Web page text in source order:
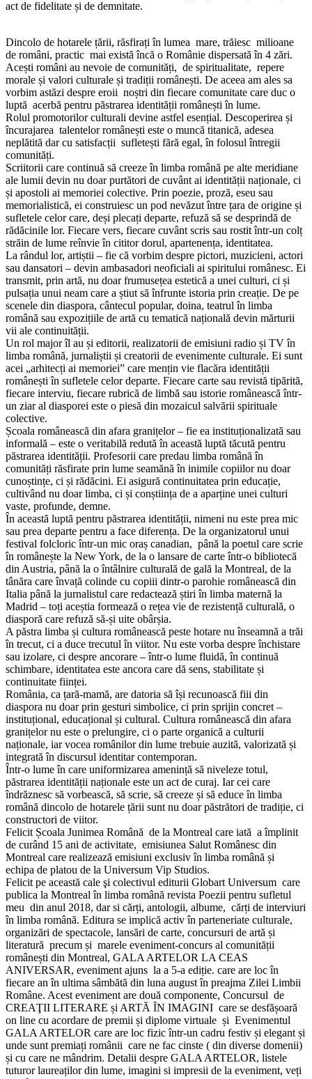
act de fidelitate și de demnitate.
Dincolo de hotarele țării, răsfirați în lumea mare, trăiesc milioane
de români, practic mai există încă o Românie dispersată în 4 zări.
Acești români au nevoie de comunități, de spiritualitate, repere
morale și valori culturale și tradiții românești. De aceea am ales sa
vorbim astăzi despre eroii noștri din fiecare comunitate care duc o
luptă acerbă pentru păstrarea identității românești în lume.
Rolul promotorilor culturali devine astfel esențial. Descoperirea și
încurajarea talentelor românești este o muncă titanică, adesea
neplătită dar cu satisfacții sufletești fără egal, în folosul întregii
comunități.
Scriitorii care continuă să creeze în limba română pe alte meridiane
ale lumii devin nu doar purtători de cuvânt ai identității naționale, ci
și apostoli ai memoriei colective. Prin poezie, proză, eseu sau
memorialistică, ei construiesc un pod nevăzut între țara de origine și
sufletele celor care, deși plecați departe, refuză să se desprindă de
rădăcinile lor. Fiecare vers, fiecare cuvânt scris sau rostit într-un colț
străin de lume reînvie în cititor dorul, apartenența, identitatea.
La rândul lor, artiștii – fie că vorbim despre pictori, muzicieni, actori
sau dansatori – devin ambasadori neoficiali ai spiritului românesc. Ei
transmit, prin artă, nu doar frumusețea estetică a unei culturi, ci și
pulsația unui neam care a știut să înfrunte istoria prin creație. De pe
scenele din diaspora, cântecul popular, doina, teatrul în limba
română sau expozițiile de artă cu tematică națională devin mărturii
vii ale continuității.
Un rol major îl au și editorii, realizatorii de emisiuni radio și TV în
limba română, jurnaliștii și creatorii de evenimente culturale. Ei sunt
acei „arhitecți ai memoriei” care mențin vie flacăra identității
românești în sufletele celor departe. Fiecare carte sau revistă tipărită,
fiecare interviu, fiecare rubrică de limbă sau istorie românească într-
un ziar al diasporei este o piesă din mozaicul salvării spirituale
colective.
Școala românească din afara granițelor – fie ea instituționalizată sau
informală – este o veritabilă redută în această luptă tăcută pentru
păstrarea identității. Profesorii care predau limba română în
comunități răsfirate prin lume seamănă în inimile copiilor nu doar
cunoștințe, ci și rădăcini. Ei asigură continuitatea prin educație,
cultivând nu doar limba, ci și conștiința de a aparține unei culturi
vaste, profunde, demne.
În această luptă pentru păstrarea identității, nimeni nu este prea mic
sau prea departe pentru a face diferența. De la organizatorul unui
festival folcloric într-un mic oraș canadian, până la poetul care scrie
în românește la New York, de la o lansare de carte într-o bibliotecă
din Austria, până la o întâlnire culturală de gală la Montreal, de la
tânăra care învață colinde cu copiii dintr-o parohie românească din
Italia până la jurnalistul care redactează știri în limba maternă la
Madrid – toți aceștia formează o rețea vie de rezistență culturală, o
diasporă care refuză să-și uite obârșia.
A păstra limba și cultura românească peste hotare nu înseamnă a trăi
în trecut, ci a duce trecutul în viitor. Nu este vorba despre închistare
sau izolare, ci despre ancorare – într-o lume fluidă, în continuă
schimbare, identitatea este ancora care dă sens, stabilitate și
continuitate ființei.
România, ca țară-mamă, are datoria să își recunoască fiii din
diaspora nu doar prin gesturi simbolice, ci prin sprijin concret –
instituțional, educațional și cultural. Cultura românească din afara
granițelor nu este o prelungire, ci o parte organică a culturii
naționale, iar vocea românilor din lume trebuie auzită, valorizată și
integrată în discursul identitar contemporan.
Într-o lume în care uniformizarea amenință să niveleze totul,
păstrarea identității naționale este un act de curaj. Iar cei care
îndrăznesc să vorbească, să scrie, să creeze și să educe în limba
română dincolo de hotarele țării sunt nu doar păstrători de tradiție, ci
constructori de viitor.
Felicit Școala Junimea Română de la Montreal care iată a împlinit
de curând 15 ani de activitate, emisiunea Salut Românesc din
Montreal care realizează emisiuni exclusiv în limba română și
echipa de platou de la Universum Vip Studios.
Felicit pe această cale şi colectivul editurii Globart Universum care
publica la Montreal în limba română revista Poezii pentru sufletul
meu din anul 2018, dar si cărți, antologii, albume, cărți de interviuri
în limba română. Editura se implică activ în parteneriate culturale,
organizări de spectacole, lansări de carte, concursuri de artă și
literatură precum și marele eveniment-concurs al comunității
românești din Montreal, GALA ARTELOR LA CEAS
ANIVERSAR, eveniment ajuns la a 5-a ediție. care are loc în
fiecare an în ultima sâmbătă din luna august în preajma Zilei Limbii
Române. Acest eveniment are două componente, Concursul de
CREAŢII LITERARE și ARTĂ ȊN IMAGINI care se desfășoară
on line cu acordare de premii și diplome virtuale și Evenimentul
GALA ARTELOR care are loc fizic într-un cadru festiv și elegant și
unde sunt premiați românii care ne fac cinste ( din diverse domenii)
și cu care ne mândrim. Detalii despre GALA ARTELOR, listele
tuturor laureaților din lume, imagini si impresii de la eveniment, veți